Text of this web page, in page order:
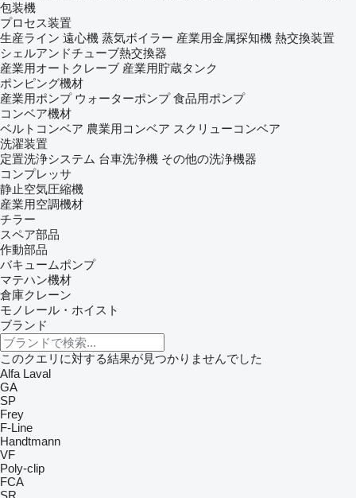
包装機
プロセス装置
生産ライン 遠心機 蒸気ボイラー 産業用金属探知機 熱交換装置
シェルアンドチューブ熱交換器
産業用オートクレーブ 産業用貯蔵タンク
ポンピング機材
産業用ポンプ ウォーターポンプ 食品用ポンプ
コンベア機材
ベルトコンベア 農業用コンベア スクリューコンベア
洗濯装置
定置洗浄システム 台車洗浄機 その他の洗浄機器
コンプレッサ
静止空気圧縮機
産業用空調機材
チラー
スペア部品
作動部品
バキュームポンプ
マテハン機材
倉庫クレーン
モノレール・ホイスト
ブランド
このクエリに対する結果が見つかりませんでした
Alfa Laval
GA
SP
Frey
F-Line
Handtmann
VF
Poly-clip
FCA
SR